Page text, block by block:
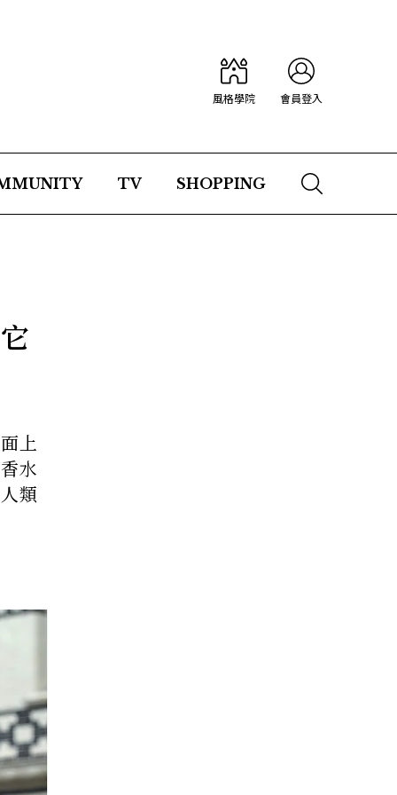
風格學院 會員登入
TV SHOPPING
上
水
類